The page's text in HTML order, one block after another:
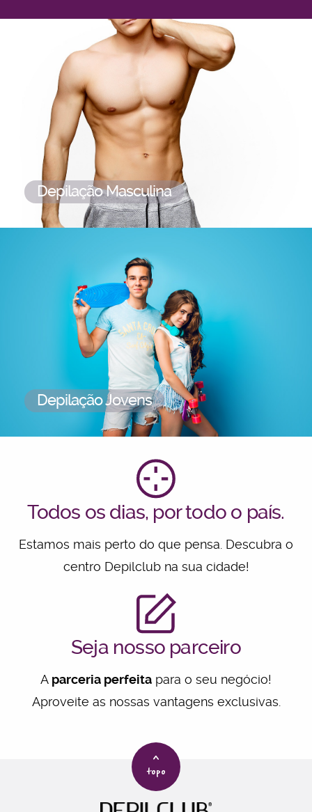
Depilação Masculina
Depilação Jovens
Todos os dias, por todo o país.
Estamos mais perto do que pensa. Descubra o
centro Depilclub na sua cidade!
Seja nosso parceiro
A parceria perfeita para o seu negócio!
Aproveite as nossas vantagens exclusivas.
>
topo